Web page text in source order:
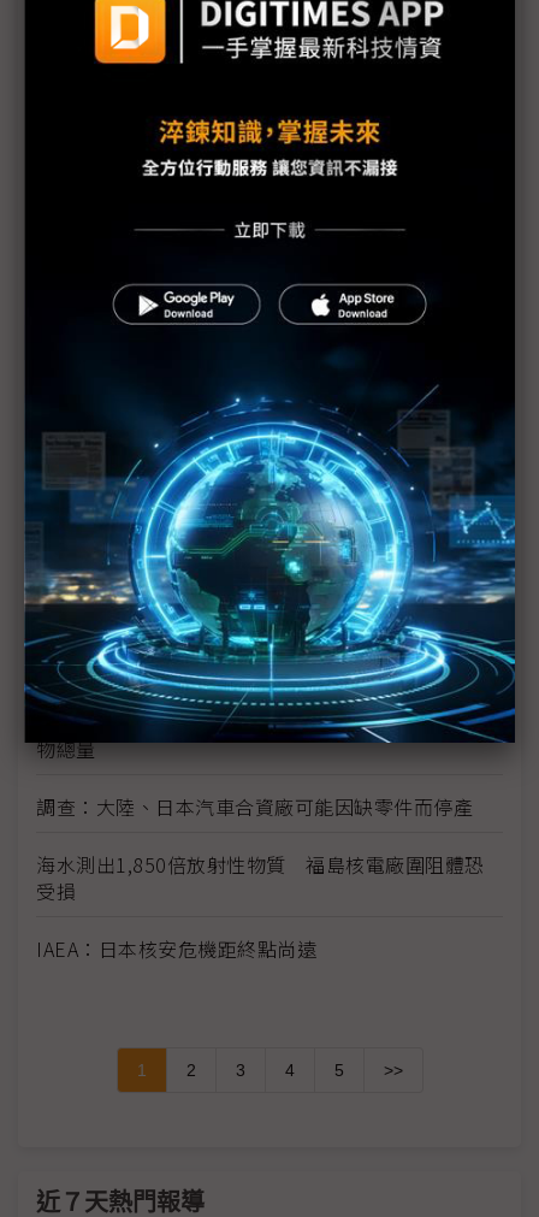
福島縣政府開始檢測產品輻射值
原能會：輻射雲團6日飄到台灣 影響輕微
福島第1核電廠發現2具東電員工遺體
防輻射水持續外洩 東電灌高分子聚合物堵裂縫
美軍核污處理部隊分批赴日 助防範核災擴大
美汽車業：日震對銷售應無顯著影響
1號機核心恐損毀70% IAEA：日本核電廠情況仍非
常嚴重
日本震災加劇亞洲通膨
日震限電影響 光學玻璃廠小原、Hoya相繼宣布減產
富士通指震災讓該公司損失數十億日圓
學者：日本核電站問題 後果將是長期且災難性的
宮城縣震後損失上兆日圓 廢墟量相當於23年的廢棄
物總量
調查：大陸、日本汽車合資廠可能因缺零件而停產
海水測出1,850倍放射性物質 福島核電廠圍阻體恐
受損
IAEA：日本核安危機距終點尚遠
1 2 3 4 5 >>
近７天熱門報導